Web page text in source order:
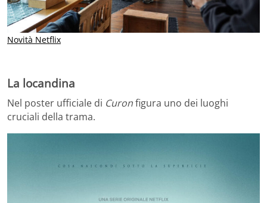
Novità Netflix
La locandina
Nel poster ufficiale di Curonfigura uno dei luoghi
cruciali della trama.